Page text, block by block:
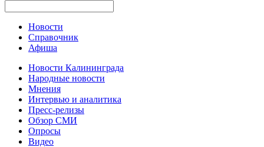
Новости
Справочник
Афиша
Новости Калининграда
Народные новости
Мнения
Интервью и аналитика
Пресс-релизы
Обзор СМИ
Опросы
Видео